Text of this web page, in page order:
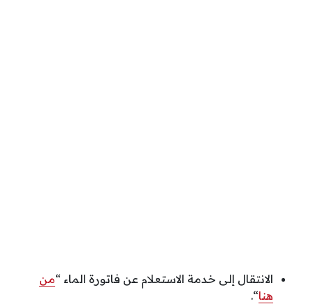
الانتقال إلى خدمة الاستعلام عن فاتورة الماء “من
هنا“.